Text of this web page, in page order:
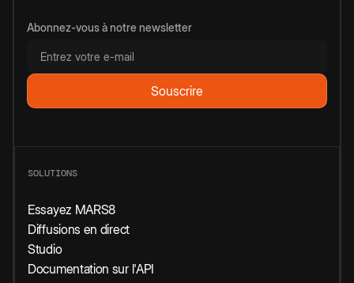
Abonnez-vous à notre newsletter
SOLUTIONS
Essayez MARS8
Diffusions en direct
Studio
Documentation sur l'API